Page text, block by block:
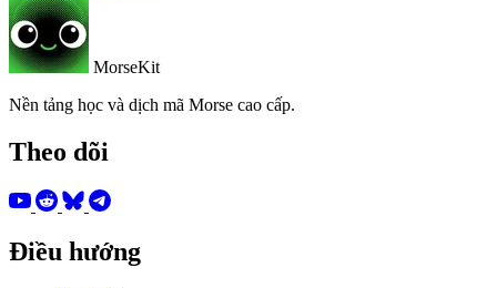
MorseKit
Nền tảng học và dịch mã Morse cao cấp.
Theo dõi
Điều hướng